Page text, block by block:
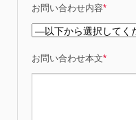
お問い合わせ内容*
お問い合わせ本文*